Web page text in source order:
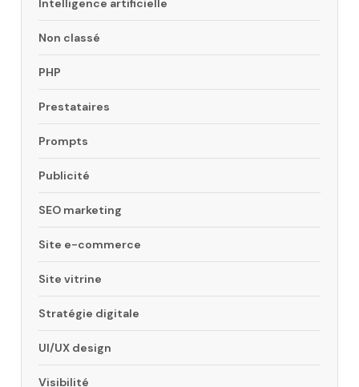
Intelligence artificielle
Non classé
PHP
Prestataires
Prompts
Publicité
SEO marketing
Site e-commerce
Site vitrine
Stratégie digitale
UI/UX design
Visibilité